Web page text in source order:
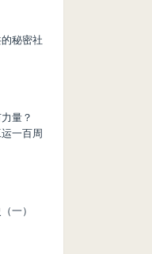
秘密社
量？
一百周
一）